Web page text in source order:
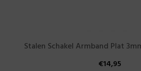
Stalen Schakel Armband Plat
€14,95